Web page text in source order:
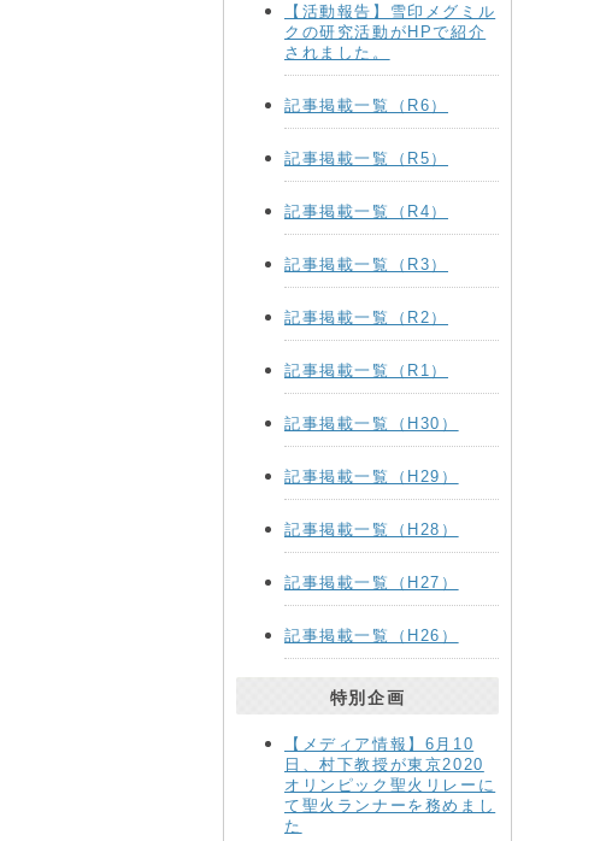
【活動報告】雪印メグミル
クの研究活動がHPで紹介
されました。
記事掲載一覧（R6）
記事掲載一覧（R5）
記事掲載一覧（R4）
記事掲載一覧（R3）
記事掲載一覧（R2）
記事掲載一覧（R1）
記事掲載一覧（H30）
記事掲載一覧（H29）
記事掲載一覧（H28）
記事掲載一覧（H27）
記事掲載一覧（H26）
特別企画
【メディア情報】6月10
日、村下教授が東京2020
オリンピック聖火リレーに
て聖火ランナーを務めまし
た